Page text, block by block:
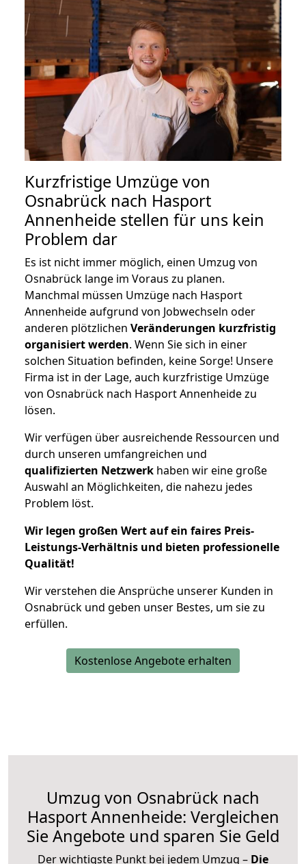
Kurzfristige Umzüge von
Osnabrück nach Hasport
Annenheide stellen für uns kein
Problem dar
Es ist nicht immer möglich, einen Umzug von
Osnabrück lange im Voraus zu planen.
Manchmal müssen Umzüge nach Hasport
Annenheide aufgrund von Jobwechseln oder
anderen plötzlichen Veränderungen kurzfristig
organisiert werden. Wenn Sie sich in einer
solchen Situation befinden, keine Sorge! Unsere
Firma ist in der Lage, auch kurzfristige Umzüge
von Osnabrück nach Hasport Annenheide zu
lösen.
Wir verfügen über ausreichende Ressourcen und
durch unseren umfangreichen und
qualifizierten Netzwerk haben wir eine große
Auswahl an Möglichkeiten, die nahezu jedes
Problem löst.
Wir legen großen Wert auf ein faires Preis-
Leistungs-Verhältnis und bieten professionelle
Qualität!
Wir verstehen die Ansprüche unserer Kunden in
Osnabrück und geben unser Bestes, um sie zu
erfüllen.
Kostenlose Angebote erhalten
Umzug von Osnabrück nach
Hasport Annenheide: Vergleichen
Sie Angebote und sparen Sie Geld
Der wichtigste Punkt bei jedem Umzug – Die